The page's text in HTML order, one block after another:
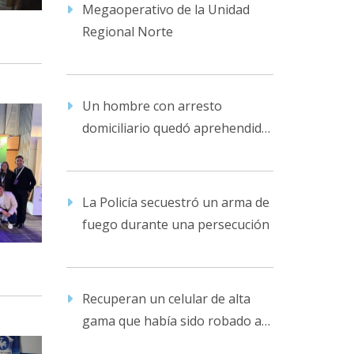
Megaoperativo de la Unidad
Regional Norte
Un hombre con arresto
domiciliario quedó aprehendido
familiar
La Policía secuestró un arma de
fuego durante una persecución
Recuperan un celular de alta
gama que había sido robado a